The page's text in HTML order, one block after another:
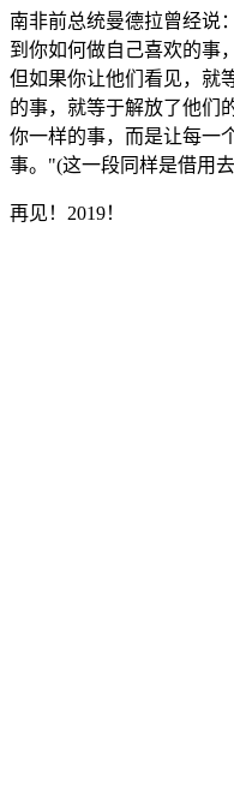
南非前总统曼德拉曾经说
到你如何做自己喜欢的事
但如果你让他们看见，就
的事，就等于解放了他们
你一样的事，而是让每一
事。"(这一段同样是借用
再见！2019！